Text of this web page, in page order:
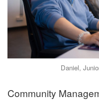
Daniel,
Community